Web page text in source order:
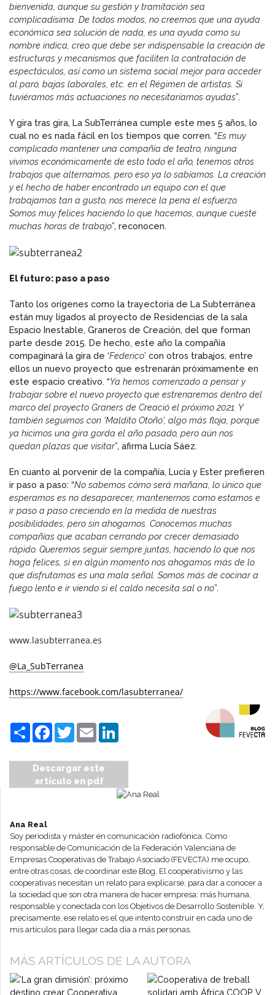
bienvenida, aunque su gestión y tramitación sea
complicadísima. De todos modos, no creemos que una ayuda
económica sea solución de nada, es una ayuda como su
nombre indica, creo que debe ser indispensable la creación de
estructuras y mecanismos que faciliten la contratación de
espectáculos, así como un sistema social mejor para acceder
al paro, bajas laborales, etc. en el Régimen de artistas. Si
tuviéramos más actuaciones no necesitaríamos ayudas”.
Y gira tras gira, La SubTerránea cumple este mes 5 años, lo
cual no es nada fácil en los tiempos que corren. “Es muy
complicado mantener una compañía de teatro, ninguna
vivimos económicamente de esto todo el año, tenemos otros
trabajos que alternamos, pero eso ya lo sabíamos. La creación
y el hecho de haber encontrado un equipo con el que
trabajamos tan a gusto, nos merece la pena el esfuerzo.
Somos muy felices haciendo lo que hacemos, aunque cueste
muchas horas de trabajo”, reconocen.
El futuro: paso a paso
Tanto los orígenes como la trayectoria de La Subterránea
están muy ligados al proyecto de Residencias de la sala
Espacio Inestable, Graneros de Creación, del que forman
parte desde 2015. De hecho, este año la compañía
compaginará la gira de ‘Federico’ con otros trabajos, entre
ellos un nuevo proyecto que estrenarán próximamente en
este espacio creativo. “Ya hemos comenzado a pensar y
trabajar sobre el nuevo proyecto que estrenaremos dentro del
marco del proyecto Graners de Creació el próximo 2021. Y
también seguimos con 'Maldito Otoño', algo más floja, porque
ya hicimos una gira gorda el año pasado, pero aún nos
quedan plazas que visitar”, afirma Lucía Sáez.
En cuanto al porvenir de la compañía, Lucía y Ester prefieren
ir paso a paso: “No sabemos cómo será mañana, lo único que
esperamos es no desaparecer, mantenernos como estamos e
ir paso a paso creciendo en la medida de nuestras
posibilidades, pero sin ahogarnos. Conocemos muchas
compañías que acaban cerrando por crecer demasiado
rápido. Queremos seguir siempre juntas, haciendo lo que nos
haga felices, si en algún momento nos ahogamos más de lo
que disfrutamos es una mala señal. Somos más de cocinar a
fuego lento e ir viendo si el caldo necesita sal o no”.
www.lasubterranea.es
@La_SubTerranea
https://www.facebook.com/lasubterranea/
CompartirFacebook
TwitterEmail
Descargar este
artículo en pdf
Ana Real
Soy periodista y máster en comunicación radiofónica. Como
responsable de Comunicación de la Federación Valenciana de
Empresas Cooperativas de Trabajo Asociado (FEVECTA) me ocupo,
entre otras cosas, de coordinar este Blog. El cooperativismo y las
cooperativas necesitan un relato para explicarse, para dar a conocer a
la sociedad que son otra manera de hacer empresa: más humana,
responsable y conectada con los Objetivos de Desarrollo Sostenible. Y,
precisamente, ese relato es el que intento construir en cada uno de
mis artículos para llegar cada día a más personas.
MÁS ARTÍCULOS DE LA AUTORA